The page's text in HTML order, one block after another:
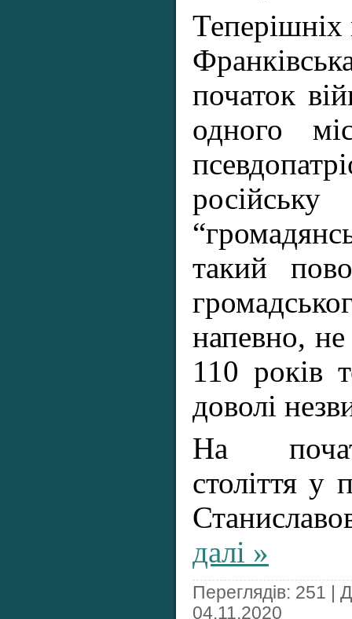
початок
одного
такий
напевно,
110 років
доволі
На
століття у
далі »
Переглядів: 251 |
04.11.2020